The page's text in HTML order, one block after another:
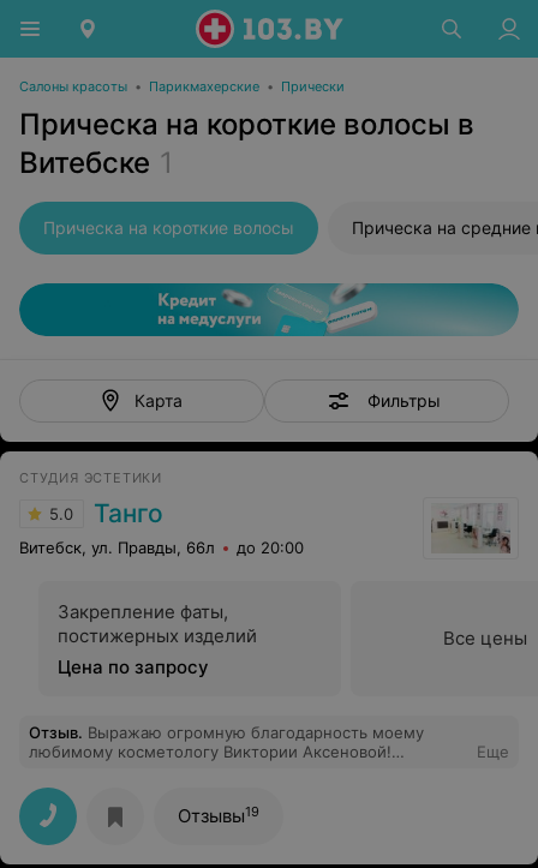
Салоны красоты • Парикмахерские • Прически
Прическа на короткие волосы в
Витебске 1
Прическа на короткие волосы Прическа на средние
Карта Фильтры
СТУДИЯ ЭСТЕТИКИ
5.0 Танго
Витебск, ул. Правды, 66л до 20:00
Закрепление фаты,
постижерных изделий
Цена по запросу
Все цены
Отзыв. Выражаю огромную благодарность моему
любимому косметологу Виктории Аксеновой!
Делали парафинотерапию для лица,кожа просто
персик после неё. А ещё Виктория отличный
собеседник.получила консультации за уходом в
домашних условиях и подобрали уходовую косметику.
Еще
Отзывы19